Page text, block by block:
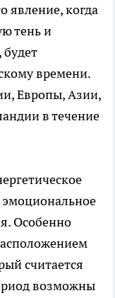
явление, когда
тень и
времени.
Европы, Азии,
в течение
эмоциональное
Особенно
считается
возможны